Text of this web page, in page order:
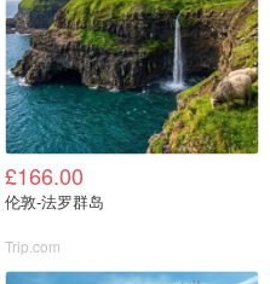
£166.00
伦敦-法罗群岛
Trip.com